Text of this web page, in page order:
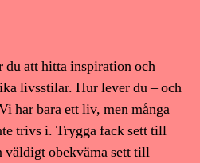
du att hitta inspiration och
livsstilar. Hur lever du – och
har bara ett liv, men många
trivs i. Trygga fack sett till
obekväma sett till